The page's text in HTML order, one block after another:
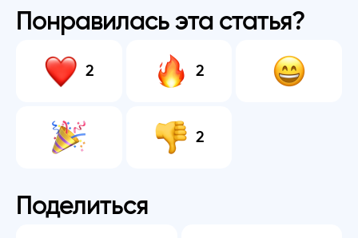
Понравилась эта статья?
2 2
2
Поделиться